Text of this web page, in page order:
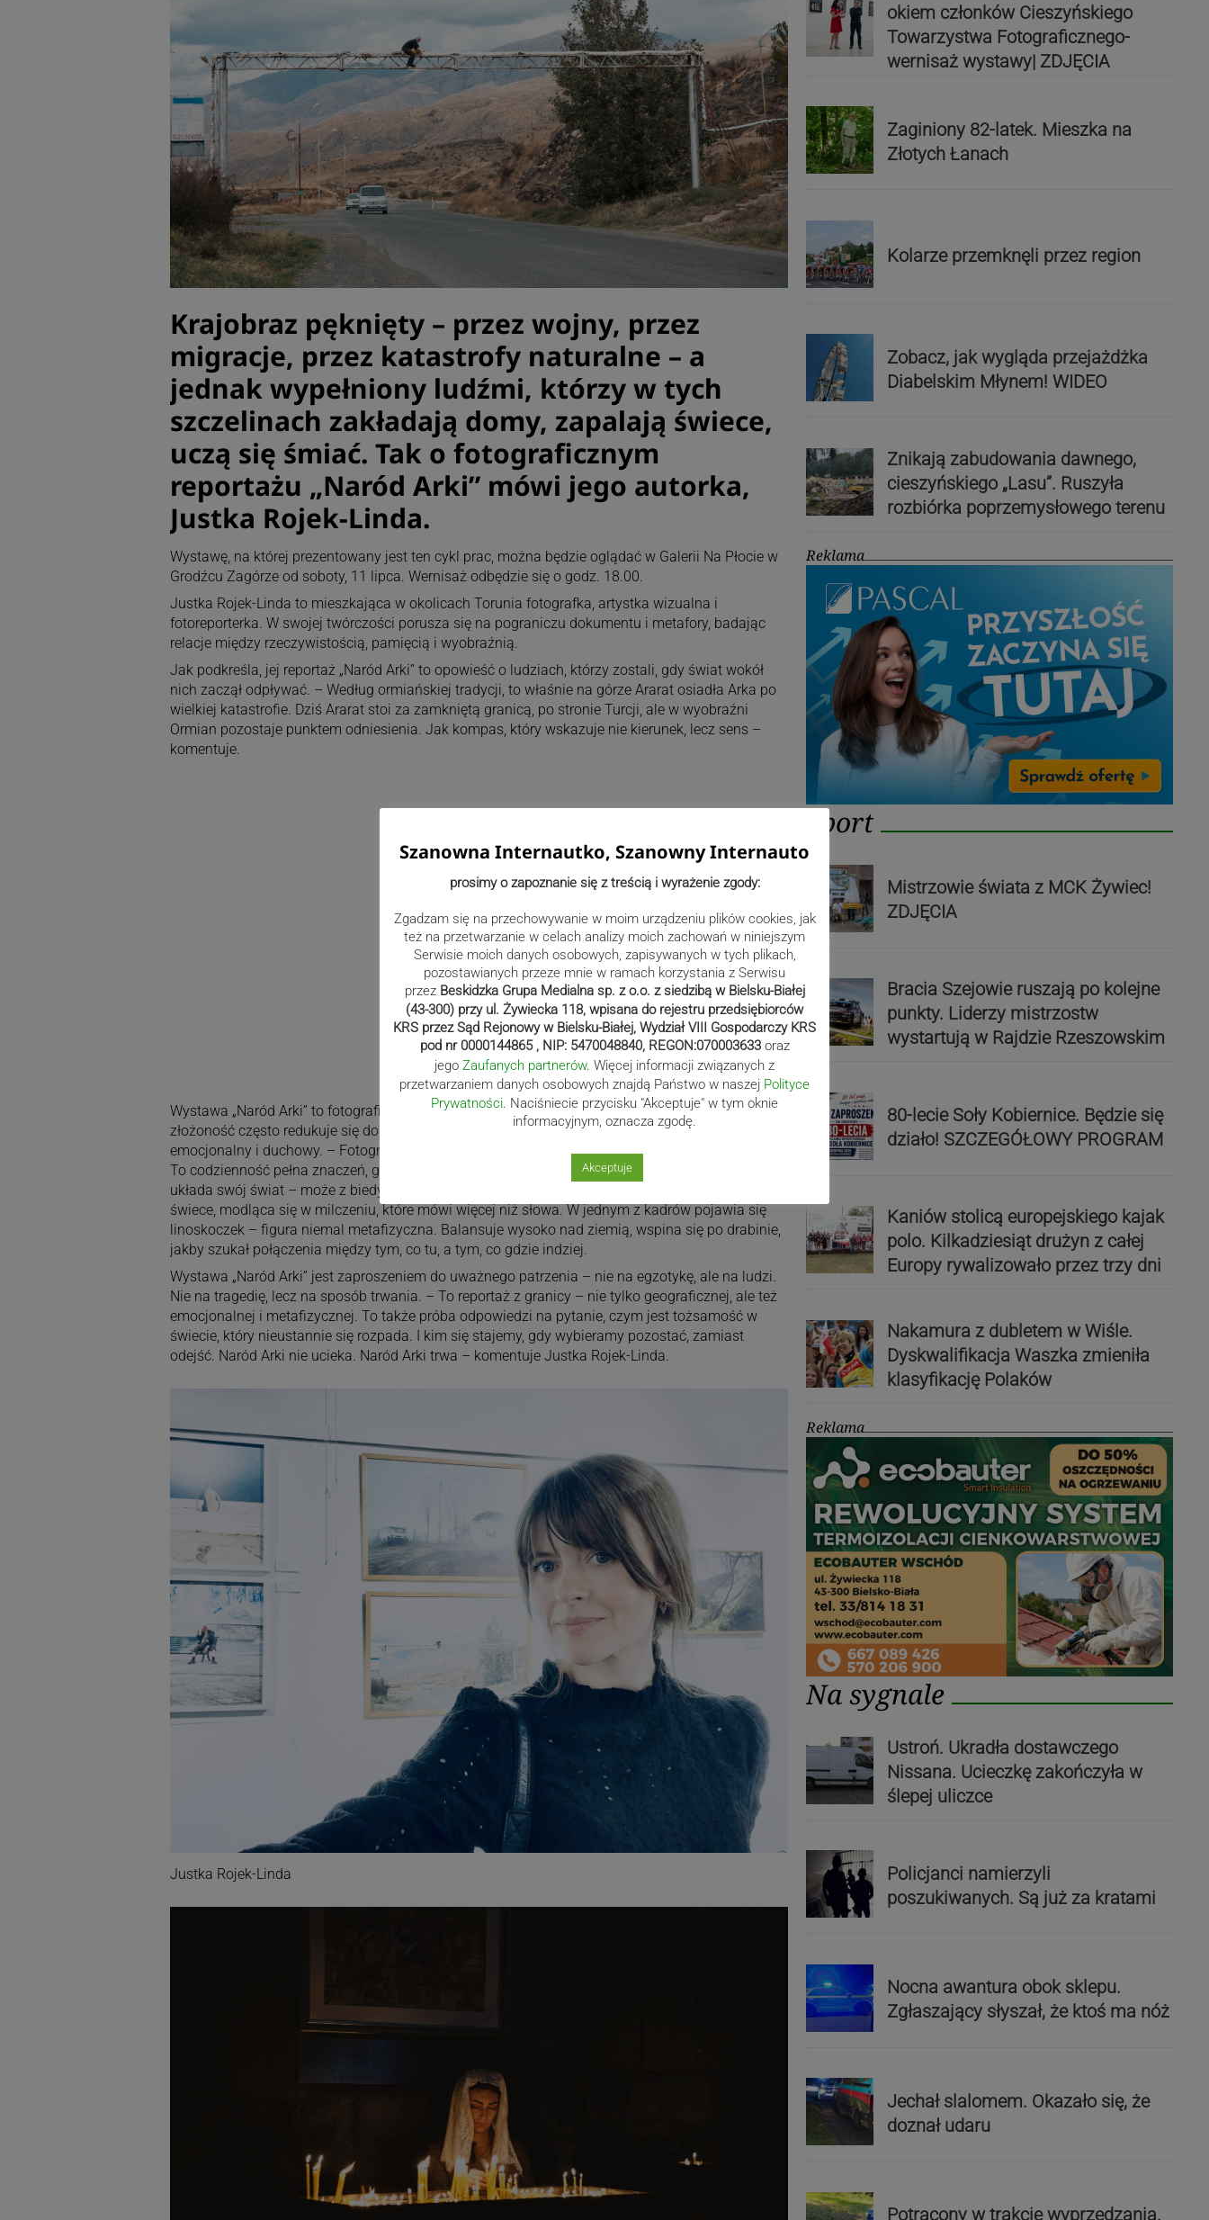
Krajobraz pęknięty – przez wojny, przez
migracje, przez katastrofy naturalne – a
jednak wypełniony ludźmi, którzy w tych
szczelinach zakładają domy, zapalają świece,
uczą się śmiać. Tak o fotograficznym
reportażu „Naród Arki” mówi jego autorka,
Justka Rojek-Linda.
Wystawę, na której prezentowany jest ten cykl prac, można będzie oglądać w Galerii Na Płocie w
Grodźcu Zagórze od soboty, 11 lipca. Wernisaż odbędzie się o godz. 18.00.
Justka Rojek-Linda to mieszkająca w okolicach Torunia fotografka, artystka wizualna i
fotoreporterka. W swojej twórczości porusza się na pograniczu dokumentu i metafory, badając
relacje między rzeczywistością, pamięcią i wyobraźnią.
Jak podkreśla, jej reportaż „Naród Arki” to opowieść o ludziach, którzy zostali, gdy świat wokół
nich zaczął odpływać. – Według ormiańskiej tradycji, to właśnie na górze Ararat osiadła Arka po
wielkiej katastrofie. Dziś Ararat stoi za zamkniętą granicą, po stronie Turcji, ale w wyobraźni
Ormian pozostaje punktem odniesienia. Jak kompas, który wskazuje nie kierunek, lecz sens –
komentuje.
Wystawa „Naród Arki” to fotograficzny portret Armenii widzianej od wewnątrz. Kraj, którego
złożoność często redukuje się do geopolitycznych haseł, tutaj ukazuje się jako pejzaż
emocjonalny i duchowy. – Fotografie pokazują codzienność – ale nie tę sformatowaną do rutyny.
To codzienność pełna znaczeń, gestów i ciszy – opisuje autorka. – Chłopiec, który z kamyków
układa swój świat – może z biedy, może z wyobraźni. Kobieta, której twarz rozświetlają tylko
świece, modląca się w milczeniu, które mówi więcej niż słowa. W jednym z kadrów pojawia się
linoskoczek – figura niemal metafizyczna. Balansuje wysoko nad ziemią, wspina się po drabinie,
jakby szukał połączenia między tym, co tu, a tym, co gdzie indziej.
Wystawa „Naród Arki” jest zaproszeniem do uważnego patrzenia – nie na egzotykę, ale na ludzi.
Nie na tragedię, lecz na sposób trwania. – To reportaż z granicy – nie tylko geograficznej, ale też
emocjonalnej i metafizycznej. To także próba odpowiedzi na pytanie, czym jest tożsamość w
świecie, który nieustannie się rozpada. I kim się stajemy, gdy wybieramy pozostać, zamiast
odejść. Naród Arki nie ucieka. Naród Arki trwa – komentuje Justka Rojek-Linda.
Justka Rojek-Linda
okiem członków Cieszyńskiego
Towarzystwa Fotograficznego-
wernisaż wystawy| ZDJĘCIA
Zaginiony 82-latek. Mieszka na
Złotych Łanach
Kolarze przemknęli przez region
Zobacz, jak wygląda przejażdżka
Diabelskim Młynem! WIDEO
Znikają zabudowania dawnego,
cieszyńskiego „Lasu”. Ruszyła
rozbiórka poprzemysłowego terenu
Reklama
Sport
Mistrzowie świata z MCK Żywiec!
ZDJĘCIA
Bracia Szejowie ruszają po kolejne
punkty. Liderzy mistrzostw
wystartują w Rajdzie Rzeszowskim
80-lecie Soły Kobiernice. Będzie się
działo! SZCZEGÓŁOWY PROGRAM
Kaniów stolicą europejskiego kajak
polo. Kilkadziesiąt drużyn z całej
Europy rywalizowało przez trzy dni
Nakamura z dubletem w Wiśle.
Dyskwalifikacja Waszka zmieniła
klasyfikację Polaków
Reklama
Na sygnale
Ustroń. Ukradła dostawczego
Nissana. Ucieczkę zakończyła w
ślepej uliczce
Policjanci namierzyli
poszukiwanych. Są już za kratami
Nocna awantura obok sklepu.
Zgłaszający słyszał, że ktoś ma nóż
Jechał slalomem. Okazało się, że
doznał udaru
Potrącony w trakcie wyprzedzania.
Szanowna Internautko, Szanowny Internauto
prosimy o zapoznanie się z treścią i wyrażenie zgody:
Zgadzam się na przechowywanie w moim urządzeniu plików cookies, jak
też na przetwarzanie w celach analizy moich zachowań w niniejszym
Serwisie moich danych osobowych, zapisywanych w tych plikach,
pozostawianych przeze mnie w ramach korzystania z Serwisu
przez Beskidzka Grupa Medialna sp. z o.o. z siedzibą w Bielsku-Białej
(43-300) przy ul. Żywiecka 118, wpisana do rejestru przedsiębiorców
KRS przez Sąd Rejonowy w Bielsku-Białej, Wydział VIII Gospodarczy KRS
pod nr 0000144865 , NIP: 5470048840, REGON:070003633 oraz
jego Zaufanych partnerów. Więcej informacji związanych z
przetwarzaniem danych osobowych znajdą Państwo w naszej Polityce
Prywatności . Naciśniecie przycisku "Akceptuje" w tym oknie
informacyjnym, oznacza zgodę.
Akceptuje